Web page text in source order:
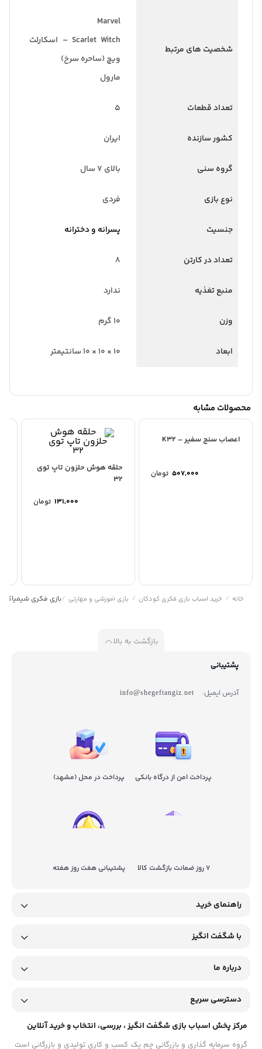
شخصیت های مرتبط
Marvel
Scarlet Witch – اسکارلت
ویچ (ساحره سرخ)
مارول
تعداد قطعات 5
کشور سازنده ایران
گروه سنی بالای 7 سال
نوع بازی فردی
جنسیت پسرانه و دخترانه
تعداد در کارتن 8
منبع تغذیه ندارد
وزن 10 گرم
ابعاد 10 × 10 × 10 سانتیمتر
محصولات مشابه
اعصاب سنج سفیر – K32
507,000 تومان
حلقه هوش حلزون تاپ توی
32
131,000 تومان
خانه / خرید اسباب بازی فکری کودکان / بازی آموزشی و مهارتی /بازی فکری
بازگشت به بالا
پشتیبانی
آدرس ایمیل: info@shegeftangiz.net
پرداخت امن از درگاه بانکی پرداخت در محل (مشهد)
7 روز ضمانت بازگشت کالا پشتیبانی هفت روز هفته
راهنمای خرید
با شگفت انگیز
درباره ما
دسترسی سریع
مرکز پخش اسباب بازی شگفت انگیز ، بررسی، انتخاب و خرید آنلاین
گروه سرمایه گذاری و بازرگانی چم یک کسب و کاری تولیدی و بازرگانی است